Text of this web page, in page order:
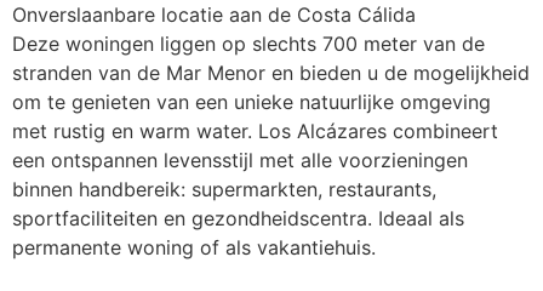
Onverslaanbare locatie aan de Costa Cálida
Deze woningen liggen op slechts 700 meter van de
stranden van de Mar Menor en bieden u de mogelijkheid
om te genieten van een unieke natuurlijke omgeving
met rustig en warm water. Los Alcázares combineert
een ontspannen levensstijl met alle voorzieningen
binnen handbereik: supermarkten, restaurants,
sportfaciliteiten en gezondheidscentra. Ideaal als
permanente woning of als vakantiehuis.